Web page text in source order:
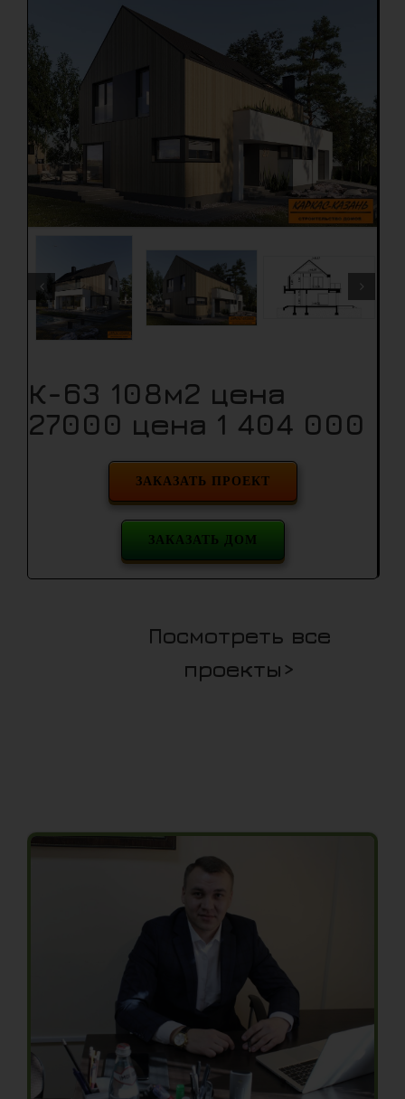
К-63 108м2 цена
27000 цена 1 404 000
ЗАКАЗАТЬ ПРОЕКТ
ЗАКАЗАТЬ ДОМ
Посмотреть все
проекты>